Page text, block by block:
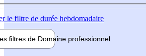
le filtre de durée hebdomadaire
filtres de Domaine professionnel